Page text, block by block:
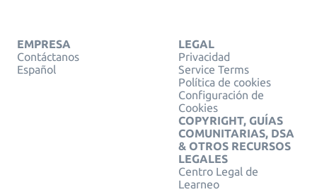
EMPRESA
Contáctanos
Español
LEGAL
Privacidad
Service Terms
Política de cookies
Configuración de
Cookies
COPYRIGHT, GUÍAS
COMUNITARIAS, DSA
& OTROS RECURSOS
LEGALES
Centro Legal de
Learneo